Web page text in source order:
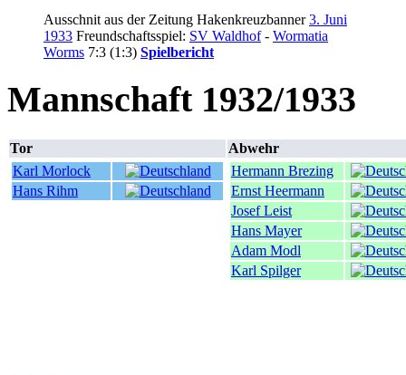
Ausschnit aus der Zeitung Hakenkreuzbanner3. Juni
1933 Freundschaftsspiel: SV Waldhof- Wormatia
Worms 7:3 (1:3) Spielbericht
Mannschaft 1932/1933
Tor
Abwehr
Karl Morlock
Hans Rihm
Hermann Brezing
Ernst Heermann
Josef Leist
Hans Mayer
Adam Modl
Karl Spilger